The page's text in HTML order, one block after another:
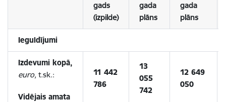
gads
(izpilde)
gada
plāns
gada
plāns
Ieguldījumi
Izdevumi kopā,
euro, t.sk.:
Vidējais amata
11 442
786
13
055
742
12 649
050